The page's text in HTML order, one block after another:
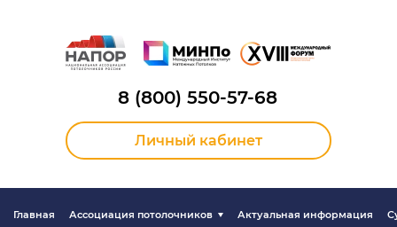
8 (800) 550-57-68
Личный кабинет
Главная Ассоциация потолочников Актуальная информация